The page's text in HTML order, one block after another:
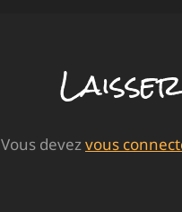
Vous devezvous